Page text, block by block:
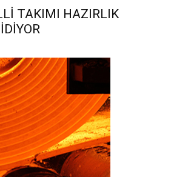
TAKIMI HAZIRLIK